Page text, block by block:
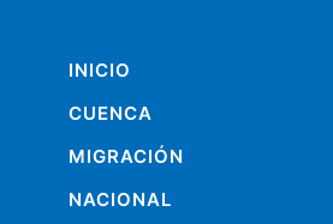
INICIO
CUENCA
MIGRACIÓN
NACIONAL